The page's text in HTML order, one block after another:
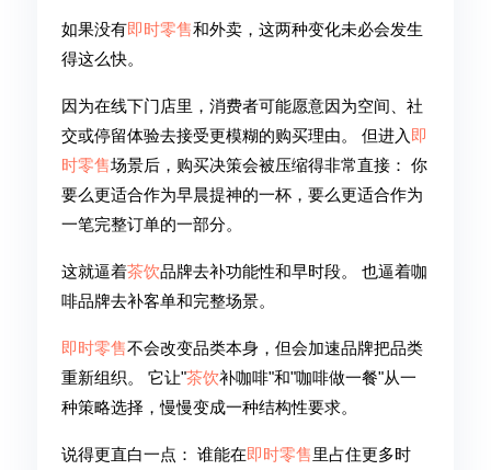
如果没有即时零售和外卖，这两种变化未必会发生
得这么快。
因为在线下门店里，消费者可能愿意因为空间、社
交或停留体验去接受更模糊的购买理由。 但进入 即
时零售场景后，购买决策会被压缩得非常直接： 你
要么更适合作为早晨提神的一杯，要么更适合作为
一笔完整订单的一部分。
这就逼着茶饮品牌去补功能性和早时段。 也逼着咖
啡品牌去补客单和完整场景。
即时零售不会改变品类本身，但会加速品牌把品类
重新组织。 它让"茶饮补咖啡"和"咖啡做一餐"从一
种策略选择，慢慢变成一种结构性要求。
说得更直白一点： 谁能在即时零售里占住更多时